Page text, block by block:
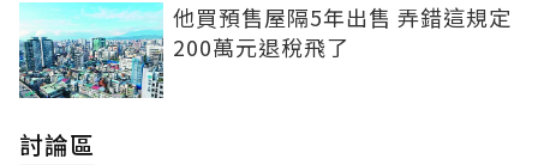
他買預售屋隔5年出售 弄錯這規定
200萬元退稅飛了
討論區